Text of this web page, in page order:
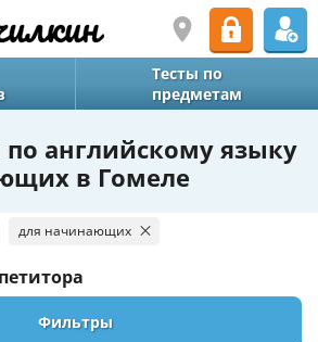
Тесты по
предметам
английскому языку
в Гомеле
для начинающих
Фильтры